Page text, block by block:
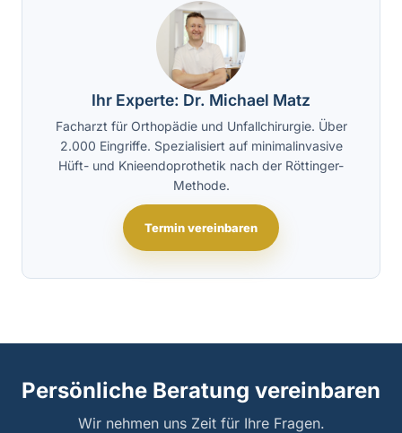
Ihr Experte: Dr. Michael Matz
Facharzt für Orthopädie und Unfallchirurgie. Über
2.000 Eingriffe. Spezialisiert auf minimalinvasive
Hüft- und Knieendoprothetik nach der Röttinger-
Methode.
Termin vereinbaren
Persönliche Beratung vereinbaren
Wir nehmen uns Zeit für Ihre Fragen.